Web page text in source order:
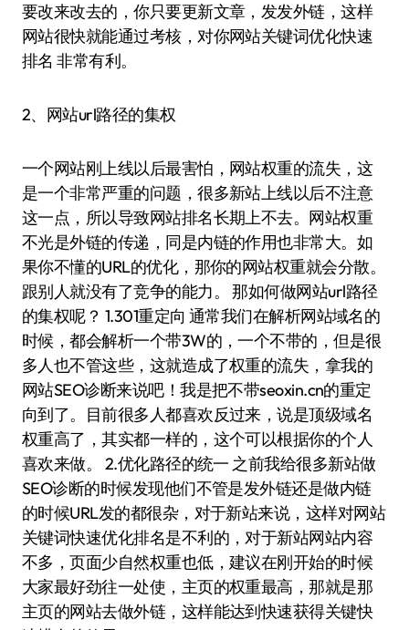
要改来改去的，你只要更新文章，发发外链，这样
网站很快就能通过考核，对你网站关键词优化快速
排名 非常有利。
2、网站url路径的集权
一个网站刚上线以后最害怕，网站权重的流失，这
是一个非常严重的问题，很多新站上线以后不注意
这一点，所以导致网站排名长期上不去。网站权重
不光是外链的传递，同是内链的作用也非常大。如
果你不懂的URL的优化，那你的网站权重就会分散。
跟别人就没有了竞争的能力。 那如何做网站url路径
的集权呢？ 1.301重定向 通常我们在解析网站域名的
时候，都会解析一个带3W的，一个不带的，但是很
多人也不管这些，这就造成了权重的流失，拿我的
网站SEO诊断来说吧！我是把不带seoxin.cn的重定
向到了。目前很多人都喜欢反过来，说是顶级域名
权重高了，其实都一样的，这个可以根据你的个人
喜欢来做。 2.优化路径的统一 之前我给很多新站做
SEO诊断的时候发现他们不管是发外链还是做内链
的时候URL发的都很杂，对于新站来说，这样对网站
关键词快速优化排名是不利的，对于新站网站内容
不多，页面少自然权重也低，建议在刚开始的时候
大家最好劲往一处使，主页的权重最高，那就是那
主页的网站去做外链，这样能达到快速获得关键快